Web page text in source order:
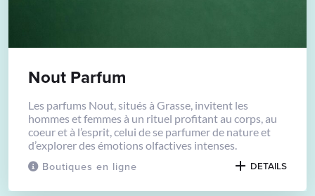
Boutiques en ligne
Nout Parfum
Les parfums Nout, situés à Grasse, invitent les
hommes et femmes à un rituel profitant au corps, au
coeur et à l’esprit, celui de se parfumer de nature et
d’explorer des émotions olfactives intenses.
DETAILS